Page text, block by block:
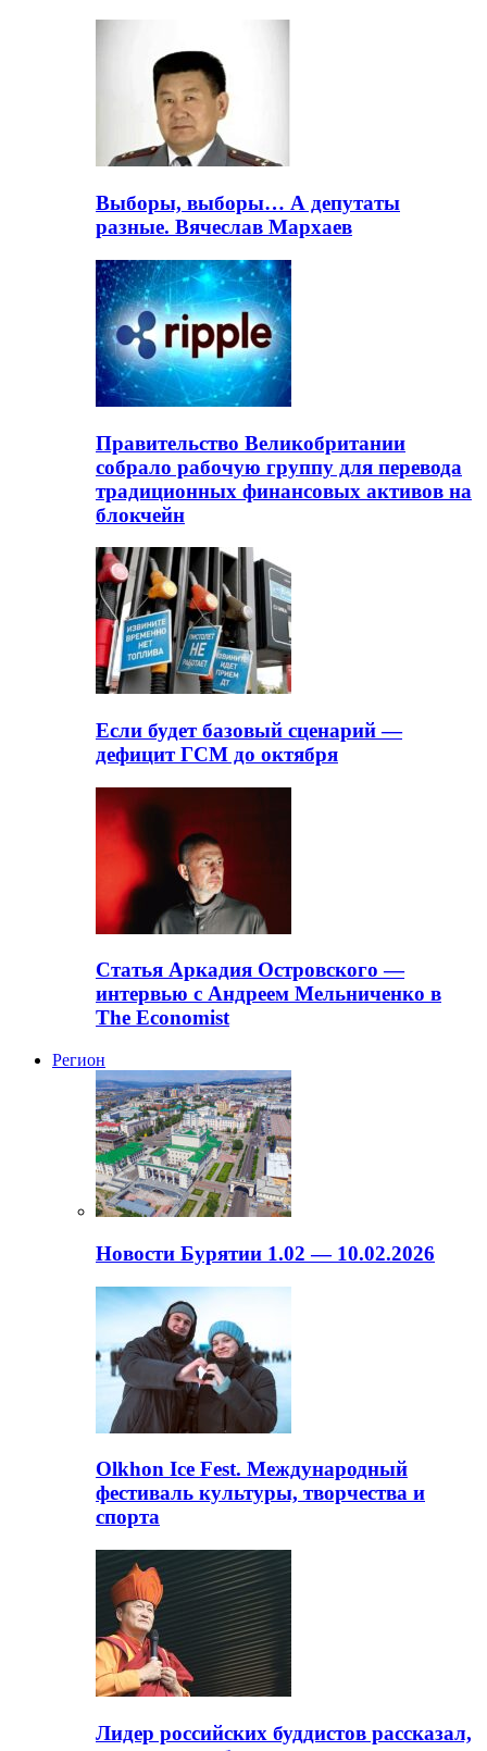
Выборы, выборы… А депутаты
разные. Вячеслав Мархаев
Правительство Великобритании
собрало рабочую группу для перевода
традиционных финансовых активов на
блокчейн
Если будет базовый сценарий —
дефицит ГСМ до октября
Статья Аркадия Островского —
интервью с Андреем Мельниченко в
The Economist
Регион
Новости Бурятии 1.02 — 10.02.2026
Olkhon Ice Fest. Международный
фестиваль культуры, творчества и
спорта
Лидер российских буддистов рассказал,